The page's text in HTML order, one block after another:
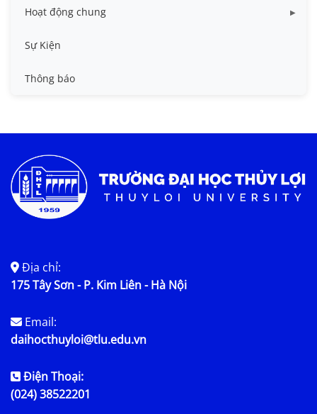
Hoạt động chung
Tin công tác sinh viên
Tin đào tạo
Tin tức chung
Sự Kiện
Thông báo
Địa chỉ:
175 Tây Sơn - P. Kim Liên - Hà Nội
Email:
daihocthuyloi@tlu.edu.vn
Điện Thoại:
(024) 38522201